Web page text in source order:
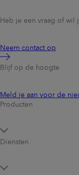
Heb je een vraag of wil
Neem contact op
Blijf op de hoogte
Meld je aan voor de
Producten
Diensten